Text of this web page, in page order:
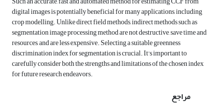
digital images is potentially beneficial for many applications, including
crop modelling. Unlike direct field methods, indirect methods such as
segmentation image processing method are not destructive, save time and
resources, and are less expensive. Selecting a suitable greenness
discrimination index for segmentation is crucial. It's important to
carefully consider both the strengths and limitations of the chosen index
for future research endeavors.
مراجع